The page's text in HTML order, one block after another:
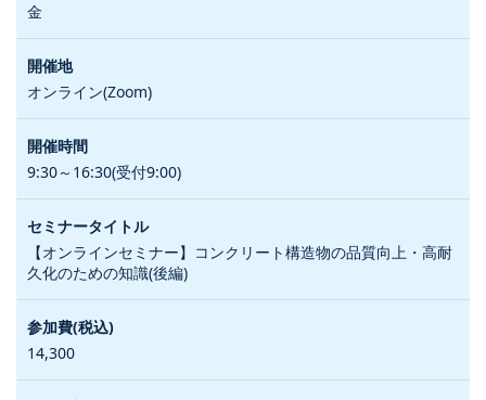
金
オンライン(Zoom)
9:30～16:30(受付9:00)
【オンラインセミナー】コンクリート構造物の品質向上・高耐
久化のための知識(後編)
14,300